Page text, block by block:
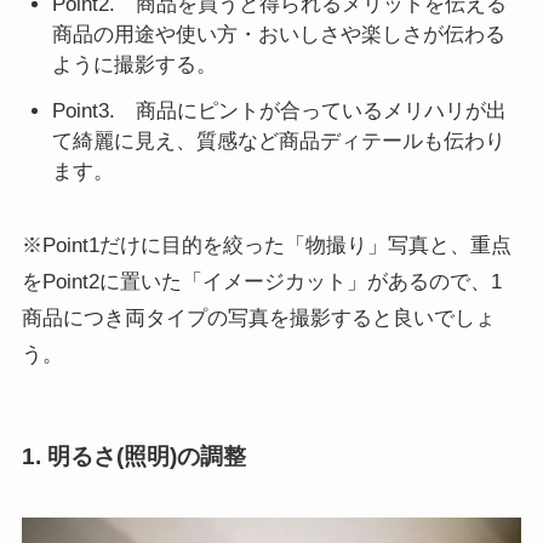
商品の用途や使い方・おいしさや楽しさが伝わる
ように撮影する。
Point3. 商品にピントが合っているメリハリが出
て綺麗に見え、質感など商品ディテールも伝わり
ます。
※Point1だけに目的を絞った「物撮り」写真と、重点
をPoint2に置いた「イメージカット」があるので、1
商品につき両タイプの写真を撮影すると良いでしょ
う。
1. 明るさ(照明)の調整